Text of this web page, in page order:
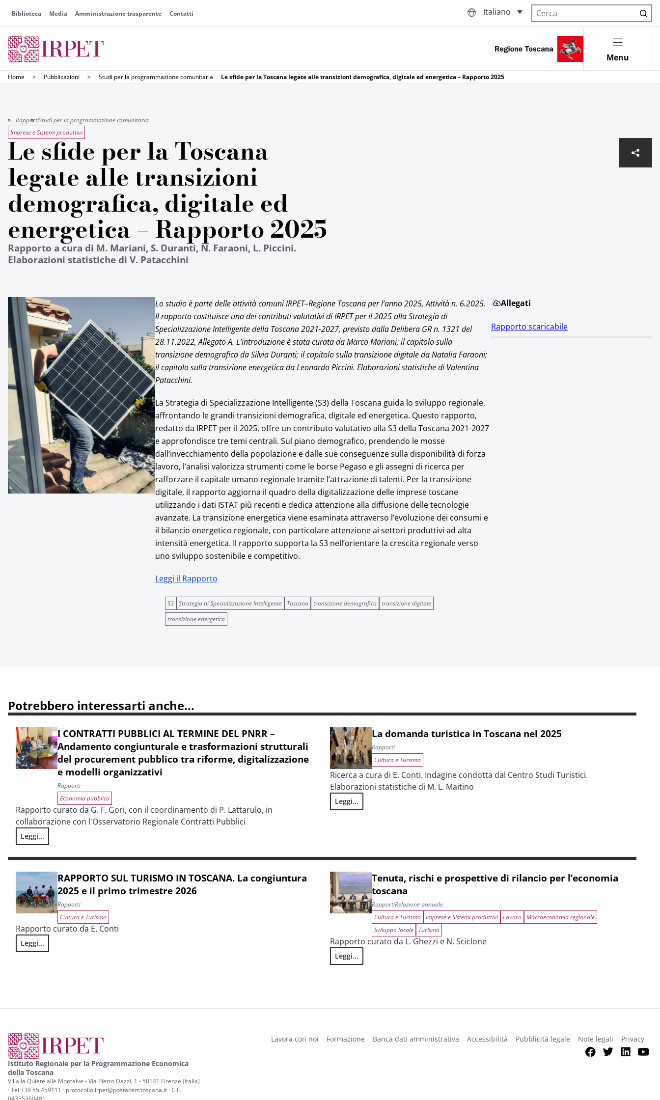
Biblioteca Media Amministrazione trasparente Contatti Italiano
Cerca nel sito
Menu
Home > Pubblicazioni > Studi per la programmazione comunitaria Le sfide per la Toscana legate alle transizioni demografica, digitale ed energetica – Rapporto 2025
RapportiStudi per la programmazione comunitaria
Imprese e Sistemi produttivi
Le sfide per la Toscana
legate alle transizioni
demografica, digitale ed
energetica – Rapporto 2025
Rapporto a cura di M. Mariani, S. Duranti, N. Faraoni, L. Piccini.
Elaborazioni statistiche di V. Patacchini
Lo studio è parte delle attività comuni IRPET–Regione Toscana per l’anno 2025, Attività n. 6.2025.
Il rapporto costituisce uno dei contributi valutativi di IRPET per il 2025 alla Strategia di
Specializzazione Intelligente della Toscana 2021-2027, previsto dalla Delibera GR n. 1321 del
28.11.2022, Allegato A. L’introduzione è stata curata da Marco Mariani; il capitolo sulla
transizione demografica da Silvia Duranti; il capitolo sulla transizione digitale da Natalia Faraoni;
il capitolo sulla transizione energetica da Leonardo Piccini. Elaborazioni statistiche di Valentina
Patacchini.
La Strategia di Specializzazione Intelligente (S3) della Toscana guida lo sviluppo regionale,
affrontando le grandi transizioni demografica, digitale ed energetica. Questo rapporto,
redatto da IRPET per il 2025, offre un contributo valutativo alla S3 della Toscana 2021-2027
e approfondisce tre temi centrali. Sul piano demografico, prendendo le mosse
dall’invecchiamento della popolazione e dalle sue conseguenze sulla disponibilità di forza
lavoro, l’analisi valorizza strumenti come le borse Pegaso e gli assegni di ricerca per
rafforzare il capitale umano regionale tramite l’attrazione di talenti. Per la transizione
digitale, il rapporto aggiorna il quadro della digitalizzazione delle imprese toscane
utilizzando i dati ISTAT più recenti e dedica attenzione alla diffusione delle tecnologie
avanzate. La transizione energetica viene esaminata attraverso l’evoluzione dei consumi e
il bilancio energetico regionale, con particolare attenzione ai settori produttivi ad alta
intensità energetica. Il rapporto supporta la S3 nell’orientare la crescita regionale verso
uno sviluppo sostenibile e competitivo.
Leggi il Rapporto
S3 Strategia di Specializzazione Intelligente Toscana transizione demografica transizione digitale
transizione energetica
Allegati
Rapporto scaricabile
Potrebbero interessarti anche...
I CONTRATTI PUBBLICI AL TERMINE DEL PNRR –
Andamento congiunturale e trasformazioni strutturali
del procurement pubblico tra riforme, digitalizzazione
e modelli organizzativi
Rapporti
Economia pubblica
Rapporto curato da G. F. Gori, con il coordinamento di P. Lattarulo, in
collaborazione con l'Osservatorio Regionale Contratti Pubblici
Leggi...
I CONTRATTI PUBBLICI AL TERMINE DEL PNRR – Andamento congiunturale e trasformazioni strutturali del procurement pubblico tra riforme, digitalizzazione e modelli organizzativi
La domanda turistica in Toscana nel 2025
Rapporti
Cultura e Turismo
Ricerca a cura di E. Conti. Indagine condotta dal Centro Studi Turistici.
Elaborazioni statistiche di M. L. Maitino
Leggi...
La domanda turistica in Toscana nel 2025
RAPPORTO SUL TURISMO IN TOSCANA. La congiuntura
2025 e il primo trimestre 2026
Rapporti
Cultura e Turismo
Rapporto curato da E. Conti
Leggi...
RAPPORTO SUL TURISMO IN TOSCANA. La congiuntura 2025 e il primo trimestre 2026
Tenuta, rischi e prospettive di rilancio per l’economia
toscana
RapportiRelazione annuale
Cultura e Turismo Imprese e Sistemi produttivi Lavoro Macroeconomia regionale
Sviluppo locale
Turismo
Rapporto curato da L. Ghezzi e N. Sciclone
Leggi...
Tenuta, rischi e prospettive di rilancio per l’economia toscana
Istituto Regionale per la Programmazione Economica
della Toscana
Villa la Quiete alle Montalve - Via Pietro Dazzi, 1 - 50141 Firenze (Italia)
· Tel +39 55 459111 · protocollo.irpet@postacert.toscana.it · C.F.
Lavora con noi Formazione Banca dati amministrativa Accessibilità Pubblicità legale Note legali Privacy
Facebook
Twitter